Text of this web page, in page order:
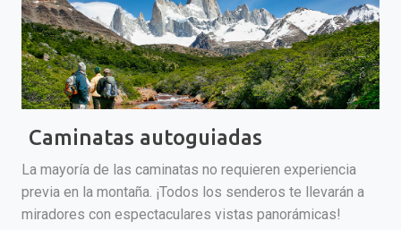
Caminatas autoguiadas
La mayoría de las caminatas no requieren experiencia
previa en la montaña. ¡Todos los senderos te llevarán a
miradores con espectaculares vistas panorámicas!